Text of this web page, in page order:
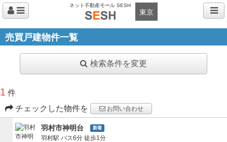
ネット不動産モール SESH
東京
売買戸建物件一覧
検索条件を変更
1 件
チェックした物件を
お問い合わせ
羽村市神明台 新着
羽村駅 バス6分 徒歩1分